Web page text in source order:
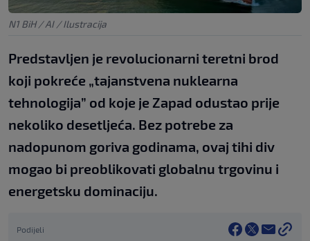
N1 BiH / AI / Ilustracija
Predstavljen je revolucionarni teretni brod
koji pokreće „tajanstvena nuklearna
tehnologija” od koje je Zapad odustao prije
nekoliko desetljeća. Bez potrebe za
nadopunom goriva godinama, ovaj tihi div
mogao bi preoblikovati globalnu trgovinu i
energetsku dominaciju.
Podijeli